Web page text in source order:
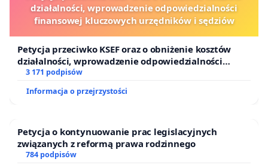
działalności, wprowadzenie odpowiedzialności
finansowej kluczowych urzędników i sędziów
Petycja przeciwko KSEF oraz o obniżenie kosztów
działalności, wprowadzenie odpowiedzialności
finansowej kluczowych urzędników i sędziów
3 171 podpisów
Informacja o przejrzystości
Petycja o kontynuowanie prac legislacyjnych
związanych z reformą prawa rodzinnego
784 podpisów